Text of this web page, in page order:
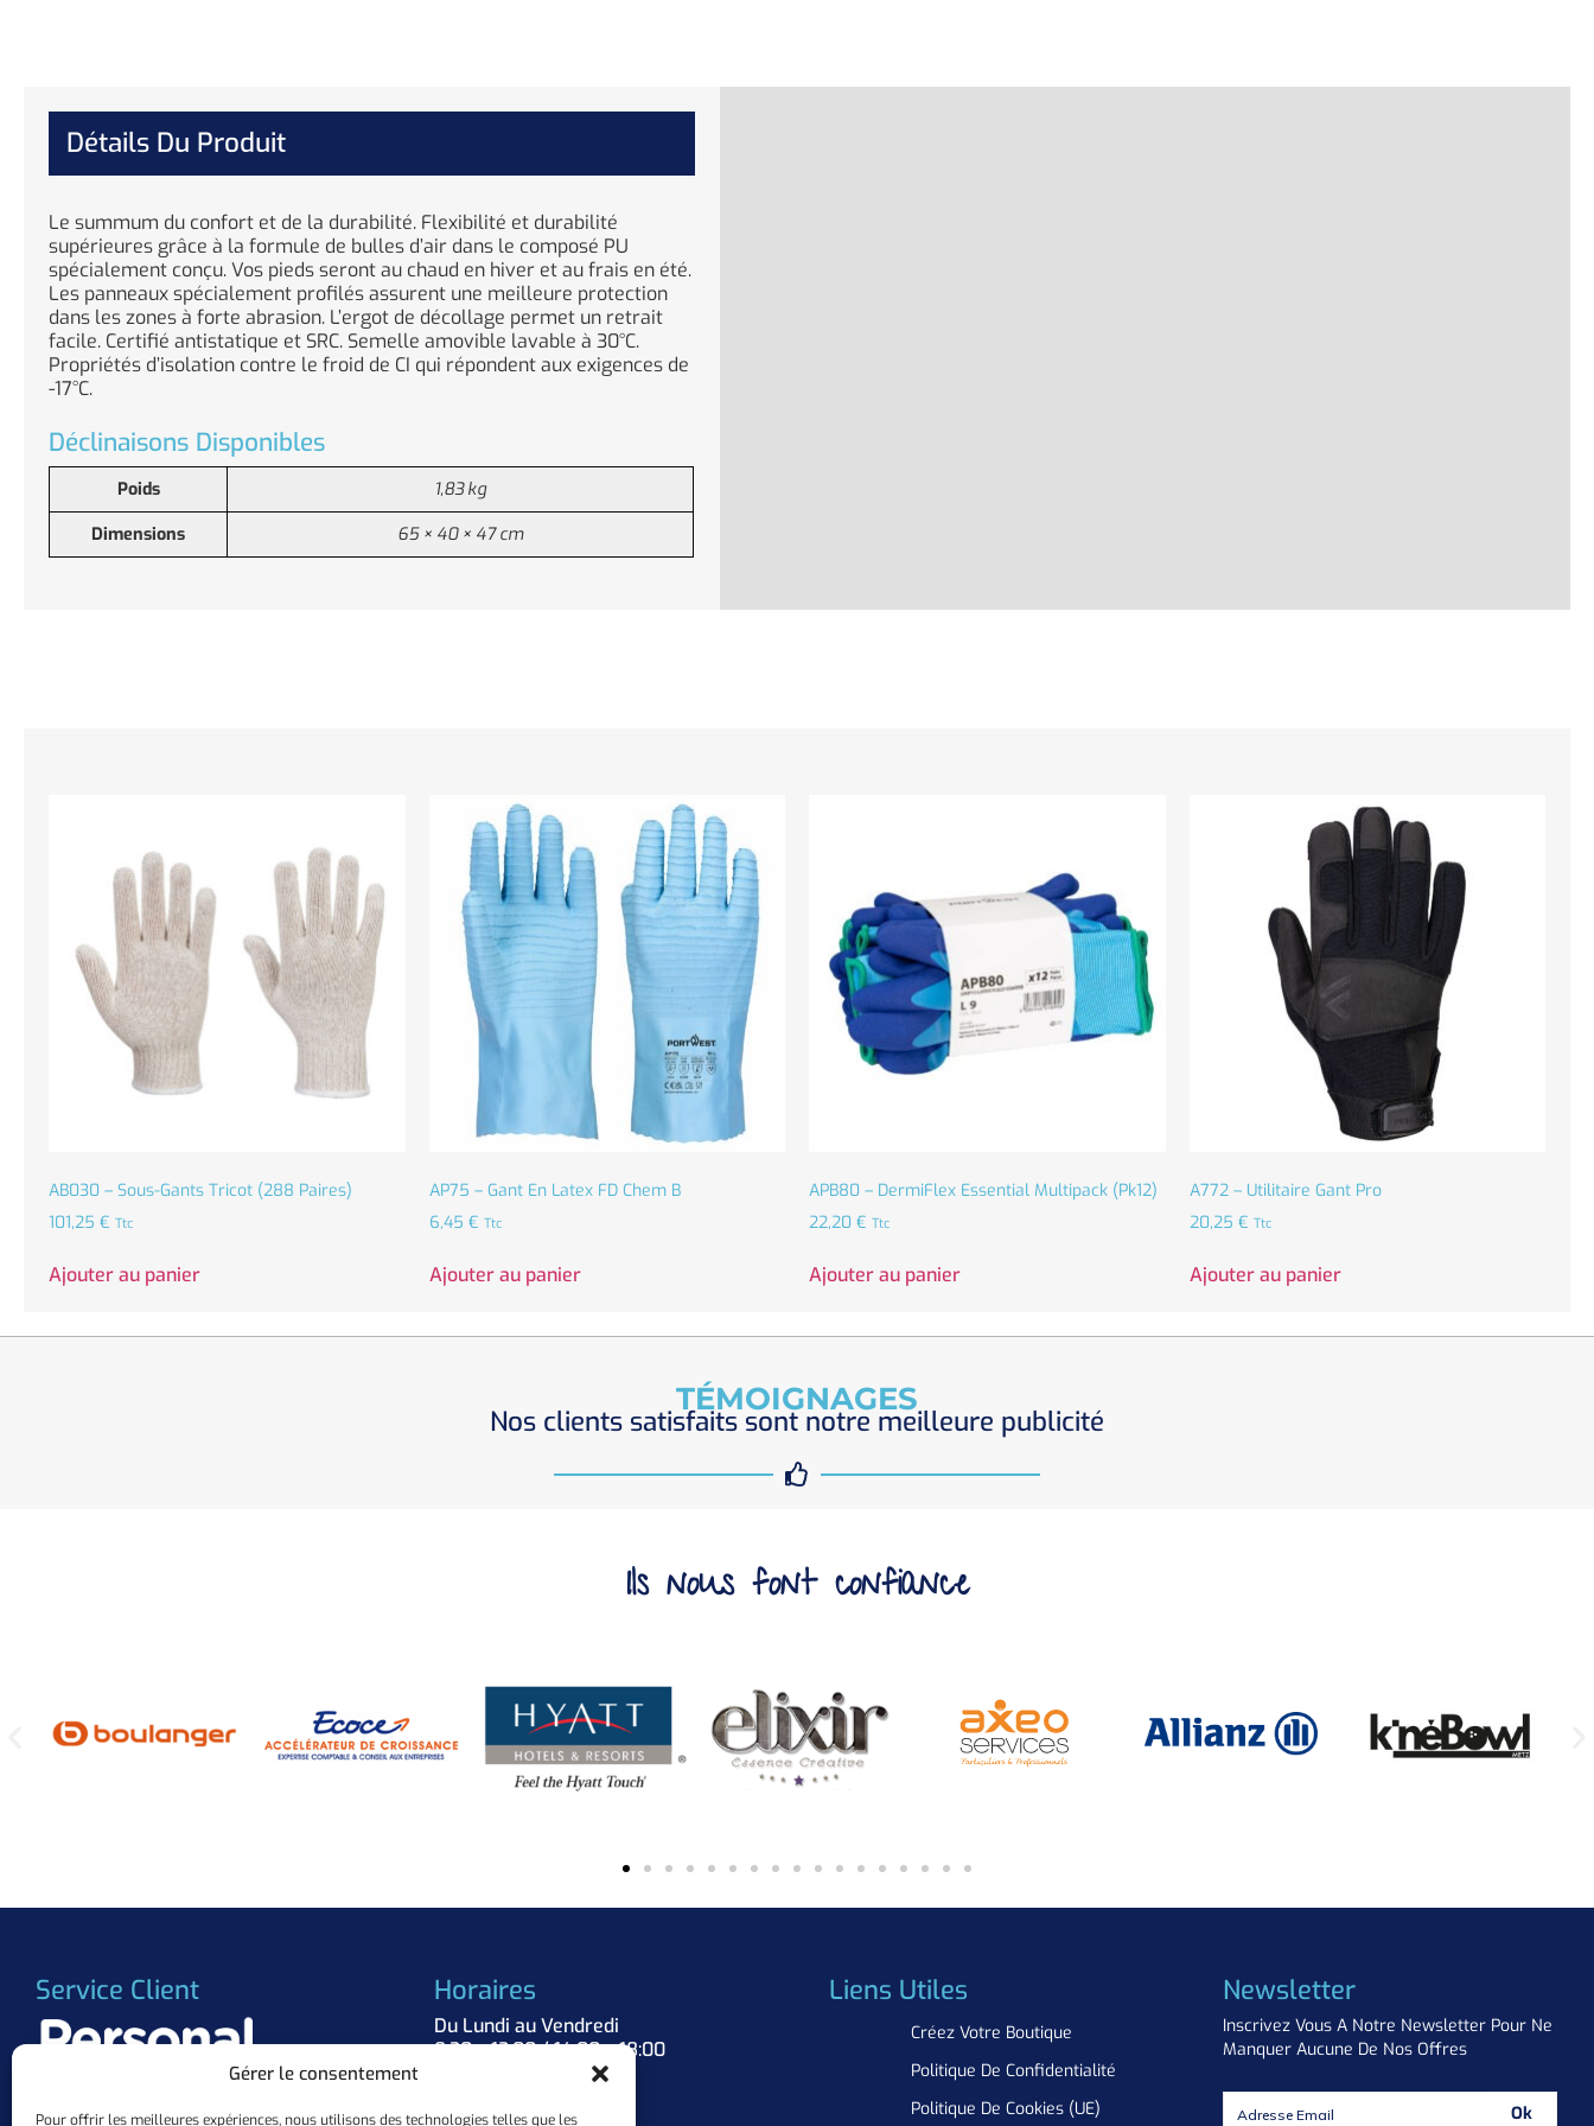
Gérer le consentement
Pour offrir les meilleures expériences, nous utilisons des technologies telles que les
Détails Du Produit
Le summum du confort et de la durabilité. Flexibilité et durabilité
supérieures grâce à la formule de bulles d’air dans le composé PU
spécialement conçu. Vos pieds seront au chaud en hiver et au frais en été.
Les panneaux spécialement profilés assurent une meilleure protection
dans les zones à forte abrasion. L’ergot de décollage permet un retrait
facile. Certifié antistatique et SRC. Semelle amovible lavable à 30°C.
Propriétés d’isolation contre le froid de CI qui répondent aux exigences de
-17°C.
Déclinaisons Disponibles
Poids
1,83 kg
Dimensions
65 × 40 × 47 cm
AB030 – Sous-Gants Tricot (288 Paires)
101,25 € Ttc
Ajouter au panier
AP75 – Gant En Latex FD Chem B
6,45 € Ttc
Ajouter au panier
APB80 – DermiFlex Essential Multipack (Pk12)
22,20 € Ttc
Ajouter au panier
A772 – Utilitaire Gant Pro
20,25 € Ttc
Ajouter au panier
TÉMOIGNAGES
Nos clients satisfaits sont notre meilleure publicité
Ils nous font confiance
Service Client Horaires
Du Lundi au Vendredi
8:30 – 12:00 / 14:00 – 18:00
Liens Utiles
Créez Votre Boutique
Politique De Confidentialité
Politique De Cookies (UE)
Newsletter
Inscrivez Vous A Notre Newsletter Pour Ne
Manquer Aucune De Nos Offres
Ok